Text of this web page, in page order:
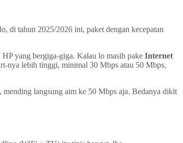
di tahun 2025/2026 ini, paket dengan kecepatan
yang bergiga-giga. Kalau lo masih pake Internet
nya lebih tinggi, minimal 30 Mbps atau 50 Mbps,
langsung aim ke 50 Mbps aja. Bedanya dikit